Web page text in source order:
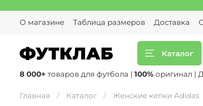
О магазине
Таблица размеров Доставка
Каталог
8 000+ товаров для футбола | 100% оригинал |
Главная Каталог Женские кепки Adidas